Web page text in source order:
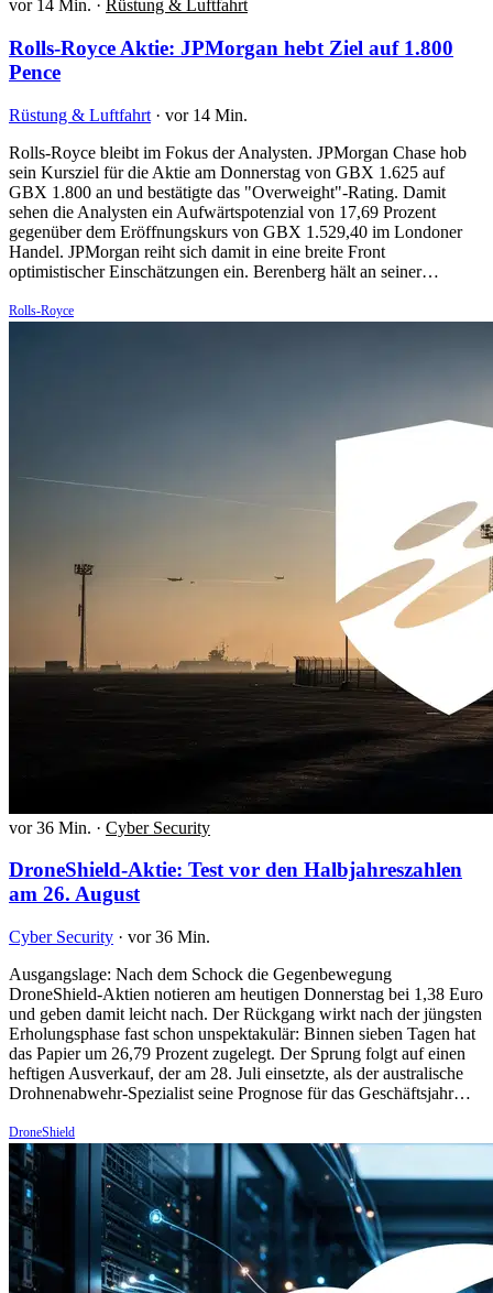
vor 14 Min. · Rüstung & Luftfahrt
Rolls-Royce Aktie: JPMorgan hebt Ziel auf 1.800
Pence
Rüstung & Luftfahrt · vor 14 Min.
Rolls-Royce bleibt im Fokus der Analysten. JPMorgan Chase hob
sein Kursziel für die Aktie am Donnerstag von GBX 1.625 auf
GBX 1.800 an und bestätigte das "Overweight"-Rating. Damit
sehen die Analysten ein Aufwärtspotenzial von 17,69 Prozent
gegenüber dem Eröffnungskurs von GBX 1.529,40 im Londoner
Handel. JPMorgan reiht sich damit in eine breite Front
optimistischer Einschätzungen ein. Berenberg hält an seiner…
Rolls-Royce
vor 36 Min. · Cyber Security
DroneShield-Aktie: Test vor den Halbjahreszahlen
am 26. August
Cyber Security · vor 36 Min.
Ausgangslage: Nach dem Schock die Gegenbewegung
DroneShield-Aktien notieren am heutigen Donnerstag bei 1,38 Euro
und geben damit leicht nach. Der Rückgang wirkt nach der jüngsten
Erholungsphase fast schon unspektakulär: Binnen sieben Tagen hat
das Papier um 26,79 Prozent zugelegt. Der Sprung folgt auf einen
heftigen Ausverkauf, der am 28. Juli einsetzte, als der australische
Drohnenabwehr-Spezialist seine Prognose für das Geschäftsjahr…
DroneShield